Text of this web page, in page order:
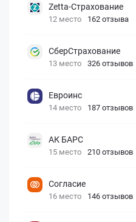
Zetta-Страхование
12 место 162 отзыва
СберСтрахование
13 место 326 отзывов
Евроинс
14 место 187 отзывов
АК БАРС
15 место 210 отзывов
Согласие
16 место 146 отзывов